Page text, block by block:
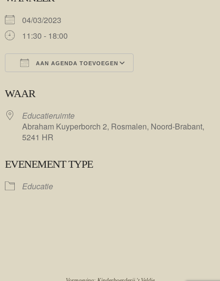
04/03/2023
11:30 - 18:00
AAN AGENDA TOEVOEGEN
WAAR
Educatieruimte
Abraham Kuyperborch 2, Rosmalen, Noord-Brabant,
5241 HR
EVENEMENT TYPE
Educatie